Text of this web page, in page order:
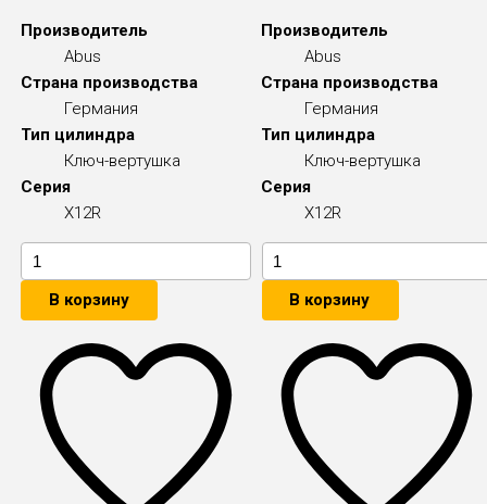
Производитель
Abus
Страна производства
Германия
Тип цилиндра
Ключ-вертушка
Серия
X12R
В корзину
Производитель
Abus
Страна производства
Германия
Тип цилиндра
Ключ-вертушка
Серия
X12R
В корзину